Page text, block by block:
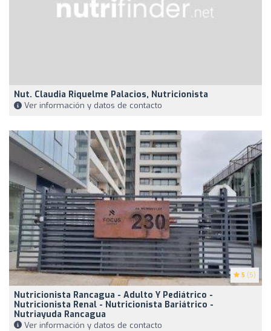
Nut. Claudia Riquelme Palacios, Nutricionista
Ver información y datos de contacto
5 (5)
Nutricionista Rancagua - Adulto Y Pediátrico -
Nutricionista Renal - Nutricionista Bariátrico -
Nutriayuda Rancagua
Ver información y datos de contacto